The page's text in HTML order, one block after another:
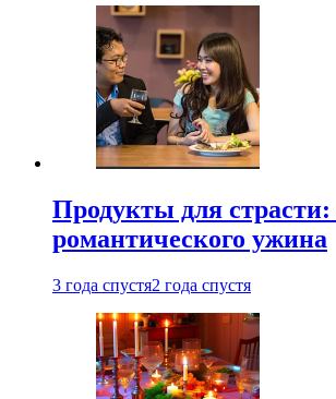
Продукты для
романтического ужина
3 года спустя2 года спустя